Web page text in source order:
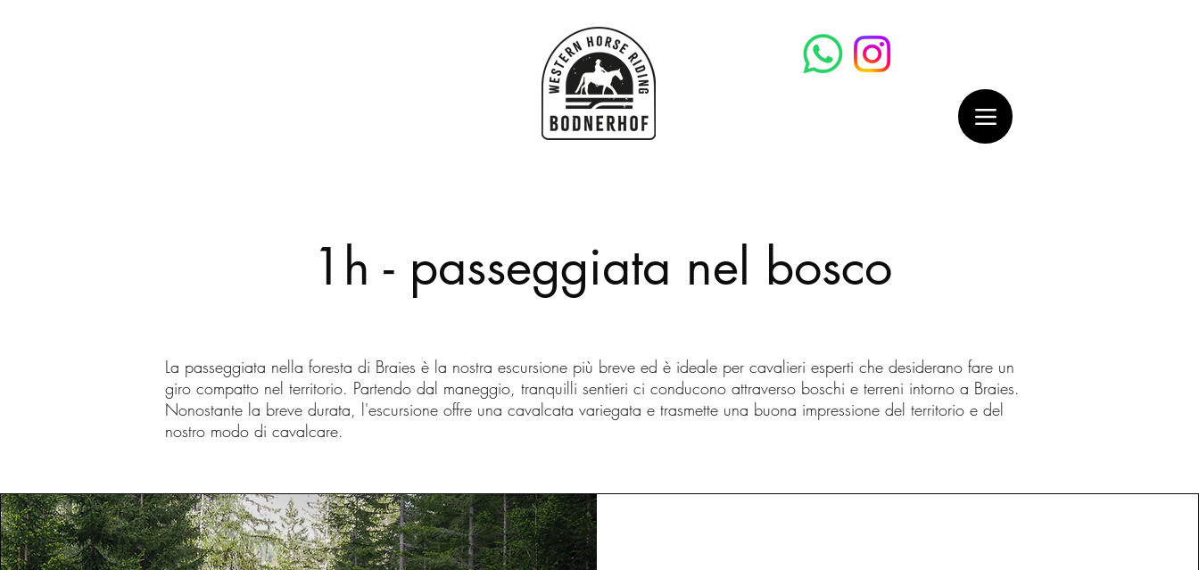
1h - passeggiata nel bosco
La passeggiata nella foresta di Braies è la nostra escursione più breve ed è ideale per cavalieri esperti che desiderano fare un
giro compatto nel territorio. Partendo dal maneggio, tranquilli sentieri ci conducono attraverso boschi e terreni intorno a Braies.
Nonostante la breve durata, l'escursione offre una cavalcata variegata e trasmette una buona impressione del territorio e del
nostro modo di cavalcare.